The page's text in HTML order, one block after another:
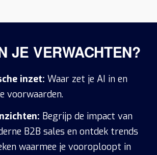
JE VERWACHTEN?
inzet: Waar zet je AI in en
voorwaarden.
Begrijp de impact van
B2B sales en ontdek trends
waarmee je vooroploopt in